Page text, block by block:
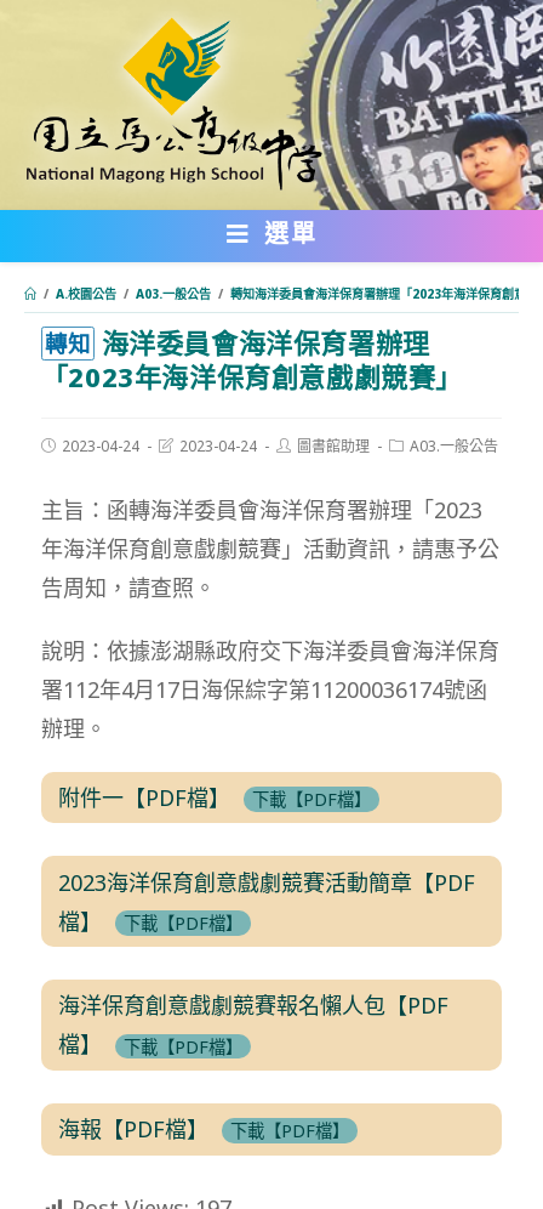
內
選單
/ A.校園公告 / A03.一般公告 / 轉知海洋委員會海洋保育署辦理「2023年海洋保育創意戲
轉知 海洋委員會海洋保育署辦理
「2023年海洋保育創意戲劇競賽」
Post2023-04-24
Post2023-04-24
Post圖書館助理
PostA03.一般公告
主旨：函轉海洋委員會海洋保育署辦理「2023
年海洋保育創意戲劇競賽」活動資訊，請惠予公
告周知，請查照。
說明：依據澎湖縣政府交下海洋委員會海洋保育
署112年4月17日海保綜字第11200036174號函
辦理。
附件一【PDF檔】 下載【PDF檔】
2023海洋保育創意戲劇競賽活動簡章【PDF
檔】
下載【PDF檔】
海洋保育創意戲劇競賽報名懶人包【PDF
檔】
下載【PDF檔】
海報【PDF檔】 下載【PDF檔】